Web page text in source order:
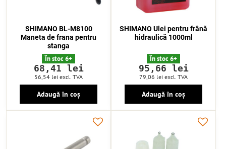
SHIMANO BL-M8100
Maneta de frana pentru
stanga
În stoc 6+
68,41 lei
56,54 lei excl. TVA
Adaugă în coș
SHIMANO Ulei pentru frână
hidraulică 1000ml
În stoc 6+
95,66 lei
79,06 lei excl. TVA
Adaugă în coș